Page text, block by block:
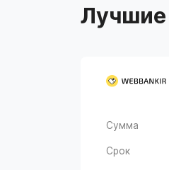
Лучшие
Сумма
Срок